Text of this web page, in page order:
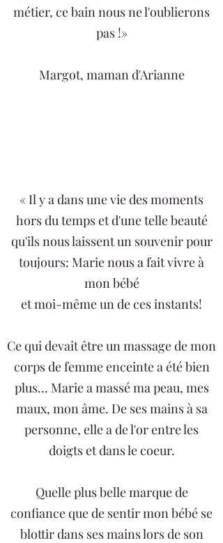
métier, ce bain nous ne l'oublierons
pas !»
Margot, maman d'Arianne
« Il y a dans une vie des moments
hors du temps et d'une telle beauté
qu'ils nous laissent un souvenir pour
toujours: Marie nous a fait vivre à
mon bébé
et moi-même un de ces instants!
Ce qui devait être un massage de mon
corps de femme enceinte a été bien
plus... Marie a massé ma peau, mes
maux, mon âme. De ses mains à sa
personne, elle a de l'or entre les
doigts et dans le coeur.
Quelle plus belle marque de
confiance que de sentir mon bébé se
blottir dans ses mains lors de son